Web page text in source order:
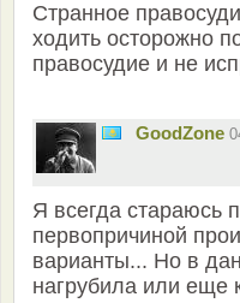
Странное
ходить осторожно
правосудие и не
GoodZone
Я всегда стараюсь
первопричиной
варианты... Но в
нагрубила или еще